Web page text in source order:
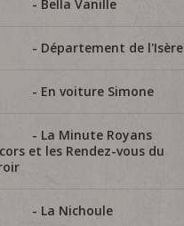
Bella Vanille
Département de l'Isère
En voiture Simone
La Minute Royans
et les Rendez-vous du
La Nichoule